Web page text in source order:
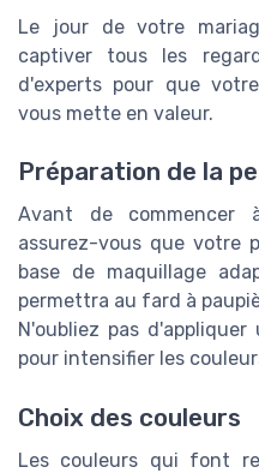
Le jour de votre
captiver tous les
d'experts pour que
vous mette en valeur.
Préparation de la
Avant de commencer
assurez-vous que votre
base de maquillage
permettra au fard à
N'oubliez pas
pour intensifier les
Choix des couleurs
Les couleurs qui font